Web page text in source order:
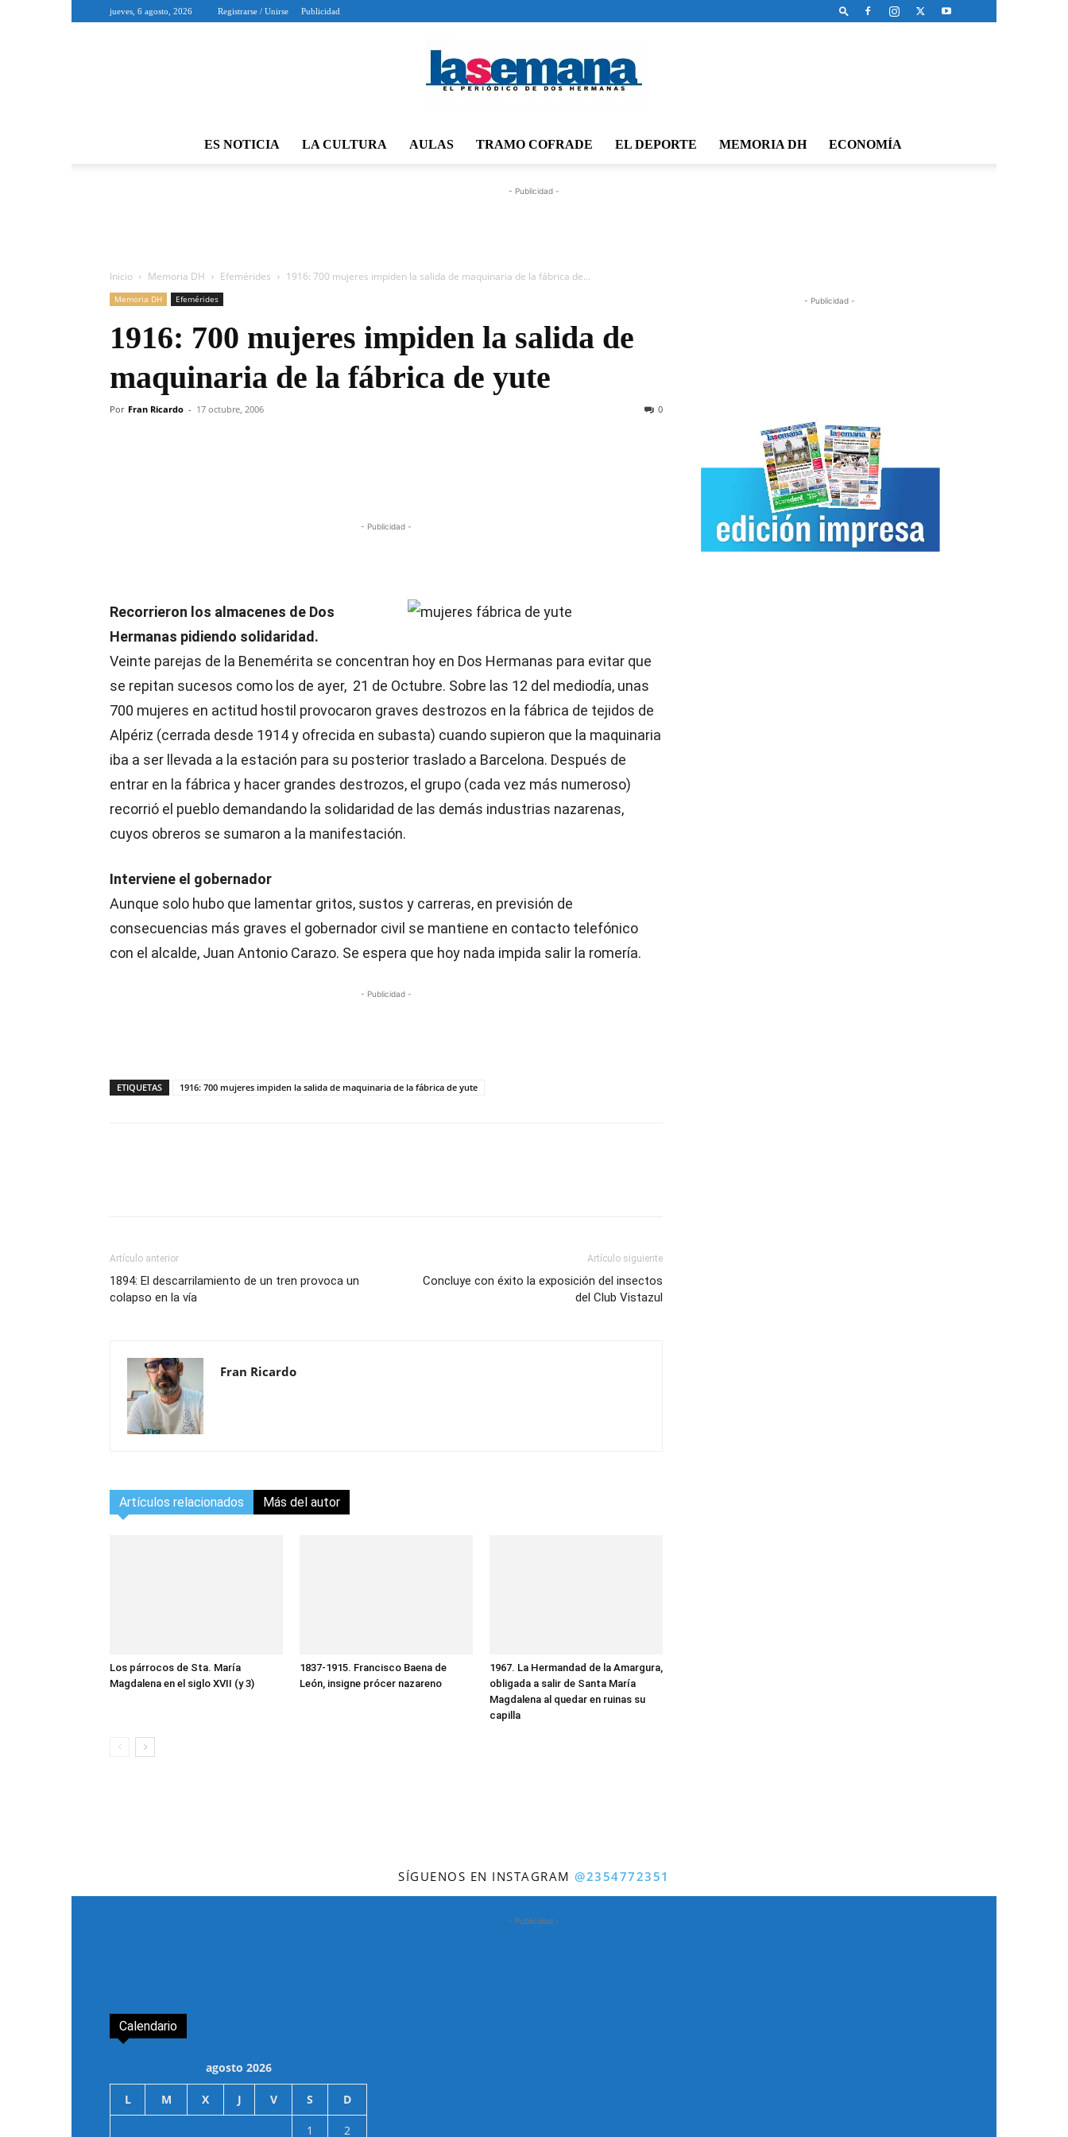
jueves, 6 agosto, 2026 Registrarse / Unirse Publicidad
ES NOTICIA LA CULTURA AULAS TRAMO COFRADE EL DEPORTE MEMORIA DH ECONOMÍA
- Publicidad -
Inicio Memoria DH Efemérides 1916: 700 mujeres impiden la salida de maquinaria de la fábrica de...
Memoria DH Efemérides
1916: 700 mujeres impiden la salida de
maquinaria de la fábrica de yute
Por Fran Ricardo - 17 octubre, 2006 0
- Publicidad -
Recorrieron los almacenes de Dos
Hermanas pidiendo solidaridad.
Veinte parejas de la Benemérita se concentran hoy en Dos Hermanas para evitar que
se repitan sucesos como los de ayer, 21 de Octubre. Sobre las 12 del mediodía, unas
700 mujeres en actitud hostil provocaron graves destrozos en la fábrica de tejidos de
Alpériz (cerrada desde 1914 y ofrecida en subasta) cuando supieron que la maquinaria
iba a ser llevada a la estación para su posterior traslado a Barcelona. Después de
entrar en la fábrica y hacer grandes destrozos, el grupo (cada vez más numeroso)
recorrió el pueblo demandando la solidaridad de las demás industrias nazarenas,
cuyos obreros se sumaron a la manifestación.
Interviene el gobernador
Aunque solo hubo que lamentar gritos, sustos y carreras, en previsión de
consecuencias más graves el gobernador civil se mantiene en contacto telefónico
con el alcalde, Juan Antonio Carazo. Se espera que hoy nada impida salir la romería.
- Publicidad -
ETIQUETAS 1916: 700 mujeres impiden la salida de maquinaria de la fábrica de yute
Artículo anterior
1894: El descarrilamiento de un tren provoca un
colapso en la vía
Artículo siguiente
Concluye con éxito la exposición del insectos
del Club Vistazul
Fran Ricardo
Artículos relacionados Más del autor
Los párrocos de Sta. María
Magdalena en el siglo XVII (y 3)
1837-1915. Francisco Baena de
León, insigne prócer nazareno
1967. La Hermandad de la Amargura,
obligada a salir de Santa María
Magdalena al quedar en ruinas su
capilla
- Publicidad -
SÍGUENOS EN INSTAGRAM@2354772351
- Publicidad -
Calendario
agosto 2026
L M X J V S D
1
2